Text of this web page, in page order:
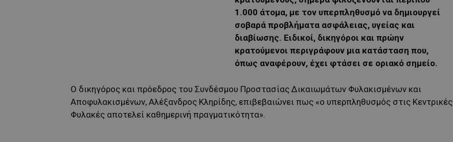
1.000 άτομα, με τον υπερπληθυσμό να δημιουργεί
σοβαρά προβλήματα ασφάλειας, υγείας και
διαβίωσης. Ειδικοί, δικηγόροι και πρώην
κρατούμενοι περιγράφουν μια κατάσταση που,
όπως αναφέρουν, έχει φτάσει σε οριακό σημείο.
Ο δικηγόρος και πρόεδρος του Συνδέσμου Προστασίας Δικαιωμάτων Φυλακισμένων και
Αποφυλακισμένων, Αλέξανδρος Κληρίδης, επιβεβαιώνει πως «ο υπερπληθυσμός στις Κεντρικές
Φυλακές αποτελεί καθημερινή πραγματικότητα».